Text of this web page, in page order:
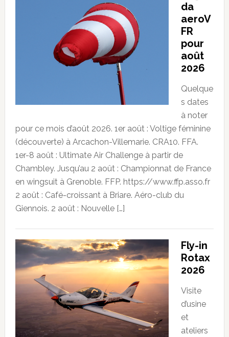
da
aeroV
FR
pour
août
2026
Quelque
s dates
à noter
pour ce mois d’août 2026. 1er août : Voltige féminine
(découverte) à Arcachon-Villemarie. CRA10. FFA.
1er-8 août : Ultimate Air Challenge à partir de
Chambley. Jusqu’au 2 août : Championnat de France
en wingsuit à Grenoble. FFP. https://www.ffp.asso.fr
2 août : Café-croissant à Briare. Aéro-club du
Giennois. 2 août : Nouvelle […]
Fly-in
Rotax
2026
Visite
d’usine
et
ateliers